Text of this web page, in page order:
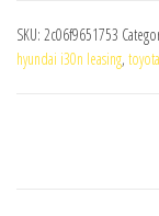
SKU: 2c06f9651753
hyundai i30n leasing,